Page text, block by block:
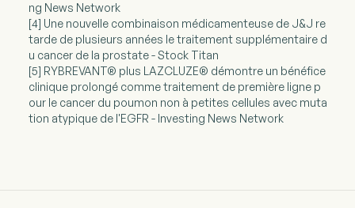
ng News Network
[4] Une nouvelle combinaison médicamenteuse de J&J re
tarde de plusieurs années le traitement supplémentaire d
u cancer de la prostate - Stock Titan
[5] RYBREVANT® plus LAZCLUZE® démontre un bénéfice
clinique prolongé comme traitement de première ligne p
our le cancer du poumon non à petites cellules avec muta
tion atypique de l'EGFR - Investing News Network